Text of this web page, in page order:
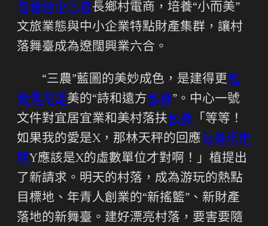
包養網車馬費長鄉村電商，培養“小而美”
文旅業態與中小企業特點財產集群，讓村
落舞臺成為遼闊興業六合。
“三農”藍圖的美妙成色，是建得更包
養俱樂部美的“詩和遠方包養”。中心一號
文件對宜居宜業和美村落扶包養 「等等！
如果我的愛是X，那林天秤的回應包養網推
薦Y應該是X的虛數單位才對啊！」植提出
了新請求。明天的村落，成為游玩的熱點
目標地、年青人創業的“新搖籃”、新財產
落地的新舞臺。建好漂亮村落，要害要隨